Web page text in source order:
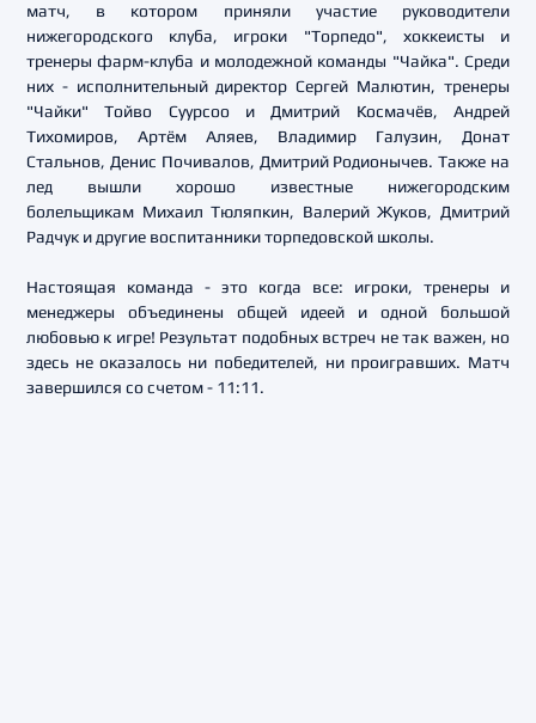
матч, в котором приняли участие руководители
нижегородского клуба, игроки "Торпедо", хоккеисты и
тренеры фарм-клуба и молодежной команды "Чайка". Среди
них - исполнительный директор Сергей Малютин, тренеры
"Чайки" Тойво Суурсоо и Дмитрий Космачёв, Андрей
Тихомиров, Артём Аляев, Владимир Галузин, Донат
Стальнов, Денис Почивалов, Дмитрий Родионычев. Также на
лед вышли хорошо известные нижегородским
болельщикам Михаил Тюляпкин, Валерий Жуков, Дмитрий
Радчук и другие воспитанники торпедовской школы.
Настоящая команда - это когда все: игроки, тренеры и
менеджеры объединены общей идеей и одной большой
любовью к игре! Результат подобных встреч не так важен, но
здесь не оказалось ни победителей, ни проигравших. Матч
завершился со счетом - 11:11.